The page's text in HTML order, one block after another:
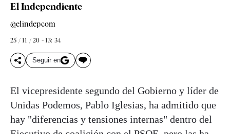
El Independiente
@elindepcom
25 / 11 / 20 - 13: 34
Seguir en
El vicepresidente segundo del Gobierno y líder de
Unidas Podemos, Pablo Iglesias, ha admitido que
hay "diferencias y tensiones internas" dentro del